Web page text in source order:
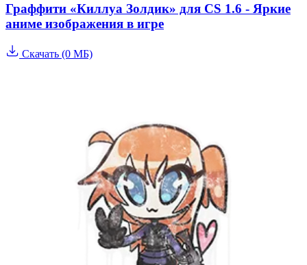
Граффити «Киллуа Золдик» для CS 1.6 - Яркие
аниме изображения в игре
Скачать (0 МБ)